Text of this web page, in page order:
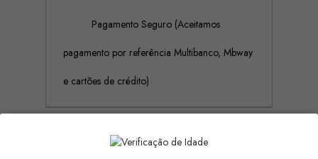
Pagamento Seguro (Aceitamos
pagamento por referência Multibanco, Mbway
e cartões de crédito)
Detalhes do produto